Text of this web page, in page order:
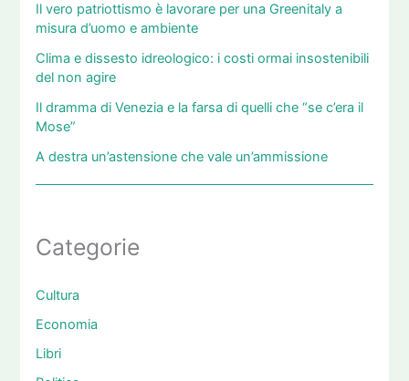
Il vero patriottismo è lavorare per una Greenitaly a
misura d’uomo e ambiente
Clima e dissesto idreologico: i costi ormai insostenibili
del non agire
Il dramma di Venezia e la farsa di quelli che “se c’era il
Mose”
A destra un’astensione che vale un’ammissione
Categorie
Cultura
Economia
Libri